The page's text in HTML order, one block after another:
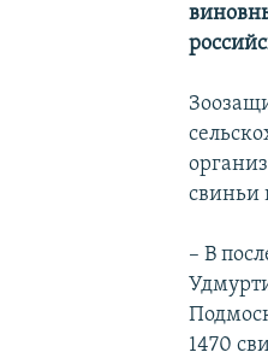
свиньи
– В
1470